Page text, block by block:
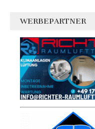
WERBEPARTNER